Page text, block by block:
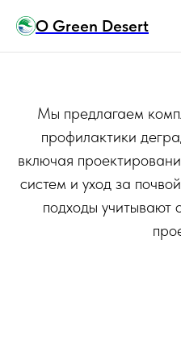
О Green Desert
О наших
Мы предлагаем
профилактики
включая
систем и уход за
подходы учитывают